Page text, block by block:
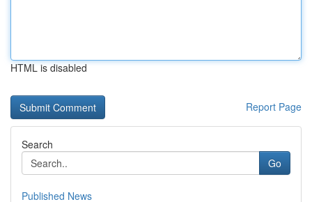
HTML is disabled
Report Page
Search
Go
Published News